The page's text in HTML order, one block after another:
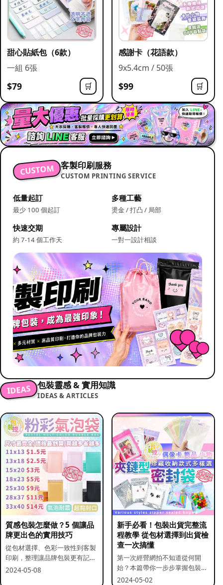
甜心貼紙包（6款）
一組 6張
$79 🛒
感謝卡（花語款）
9x5.4cm / 50張
$99 🛒
CUSTOM 客製印刷服務
CUSTOM PRINTING SERVICE
低量起訂
最少 100 個起訂
多種工藝
燙金 / 打凸 / 局部
快速交期
約 7-14 個工作天
專屬設計
一對一設計相談
IDEAS 包裝靈感 & 實用知識
IDEAS & ARTICLES
質感包裝怎麼做？5 個讓品
牌更出色的實用技巧
從包材選擇、色彩一致性到客製
印刷，整理讓品牌包裝更有記憶
點的實用做法。
2024-05-08
新手必看！包裝出貨完整流
程教學 從包材選擇到出貨檢
查一次搞懂
第一次經營網拍不知道從何開
始？本篇帶你一步步掌握包裝流
程與出貨前檢查重點。
2024-05-02